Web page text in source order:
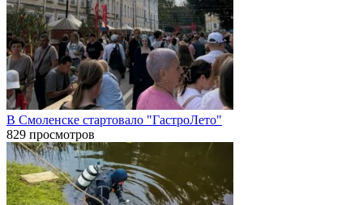
В Смоленске стартовало "ГастроЛето"
829 просмотров